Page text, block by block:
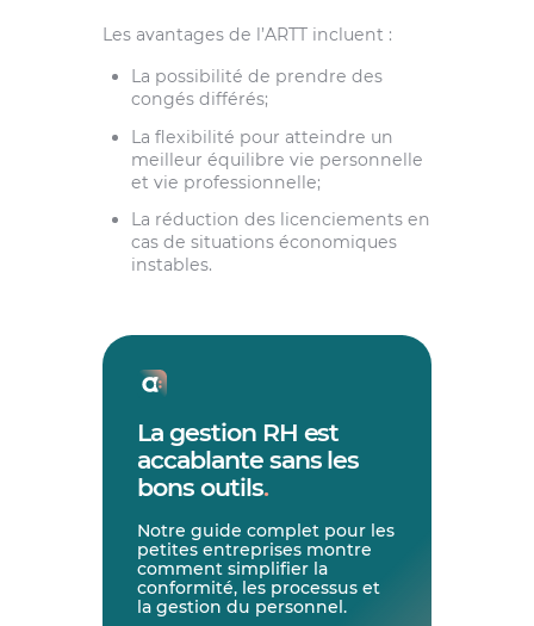
Les avantages de l’ARTT incluent :
La possibilité de prendre des
congés différés;
La flexibilité pour atteindre un
meilleur équilibre vie personnelle
et vie professionnelle;
La réduction des licenciements en
cas de situations économiques
instables.
La gestion RH est
accablante sans les
bons outils.
Notre guide complet pour les
petites entreprises montre
comment simplifier la
conformité, les processus et
la gestion du personnel.